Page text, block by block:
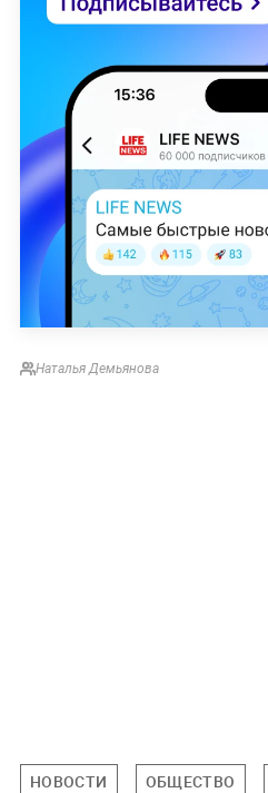
Наталья Демьянова
НОВОСТИ ОБЩЕСТВО